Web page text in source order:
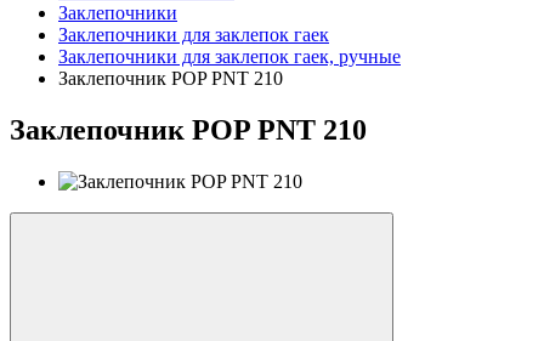
Заклепочники
Заклепочники для заклепок гаек
Заклепочники для заклепок гаек, ручные
Заклепочник POP PNT 210
Заклепочник POP PNT 210